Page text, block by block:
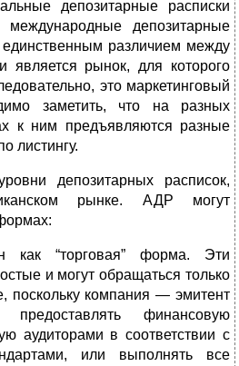
депозитарные расписки
депозитарные
единственным различием между
является рынок, для которого
это маркетинговый
заметить, что на разных
к ним предъявляются разные
листингу.
депозитарных расписок,
рынке. АДР могут
как “торговая” форма. Эти
и могут обращаться только
поскольку компания — эмитент
финансовую
аудиторами в соответствии с
или выполнять все